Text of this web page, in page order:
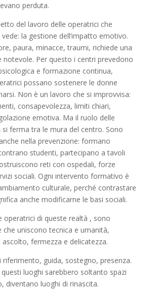
perduta.
del lavoro delle operatrici che
la gestione dell’impatto emotivo.
paura, minacce, traumi, richiede una
notevole. Per questo i centri prevedono
e formazione continua,
possano sostenere le donne
Non è un lavoro che si improvvisa:
consapevolezza, limiti chiari,
emotiva. Ma il ruolo delle
ferma tra le mura del centro. Sono
nella prevenzione: formano
studenti, partecipano a tavoli
reti con ospedali, forze
sociali. Ogni intervento formativo è
culturale, perché contrastare
anche modificarne le basi sociali.
operatrici di queste realtà , sono
che uniscono tecnica e umanità,
ascolto, fermezza e delicatezza.
riferimento, guida, sostegno, presenza.
luoghi sarebbero soltanto spazi
diventano luoghi di rinascita.